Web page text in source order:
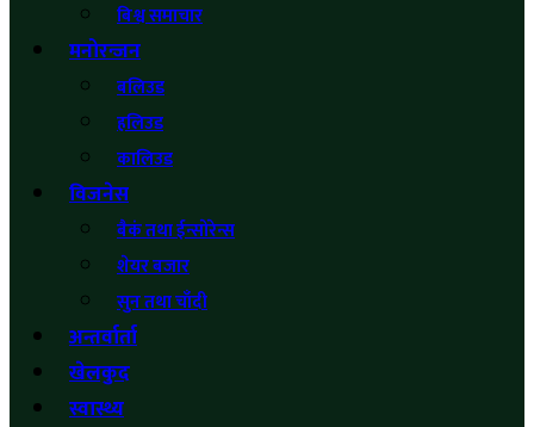
बिश्व समाचार
मनोरन्जन
बलिउड
हलिउड
कालिउड
विजनेस
बैकं तथा ईन्साेरेन्स
शेयर बजार
सुन तथा चाँदी
अन्तर्वार्ता
खेलकुद
स्वास्थ्य